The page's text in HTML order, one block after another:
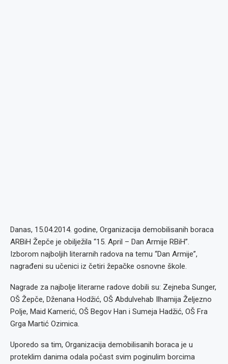
Danas, 15.04.2014. godine, Organizacija demobilisanih boraca
ARBiH Žepče je obilježila “15. April – Dan Armije RBiH”.
Izborom najboljih literarnih radova na temu “Dan Armije”,
nagrađeni su učenici iz četiri žepačke osnovne škole.
Nagrade za najbolje literarne radove dobili su: Zejneba Sunger,
OŠ Žepče, Dženana Hodžić, OŠ Abdulvehab Ilhamija Željezno
Polje, Maid Kamerić, OŠ Begov Han i Sumeja Hadžić, OŠ Fra
Grga Martić Ozimica.
Uporedo sa tim, Organizacija demobilisanih boraca je u
proteklim danima odala počast svim poginulim borcima